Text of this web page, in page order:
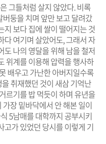
그들처럼 살지 않았다. 비록
둥을 치며 앞만 보고 달려갔
지 보다 집에 쌀이 떨어지는 것
다 여기며 살았어도, 그래서 자
도 나의 영달을 위해 남을 철저
위계를 이용해 압력을 행사하
배우고 가난한 아버지일수록
취재했던 것이 새삼 기억난
르기를 밥 먹듯이 하며 유년을
장 밑바닥에서 안 해본 일이
5남매를 대학까지 공부시키
고가 있었던 당시를 이렇게 기